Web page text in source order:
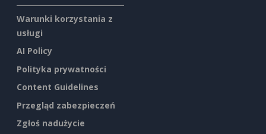
Warunki korzystania z
usługi
AI Policy
Polityka prywatności
Content Guidelines
Przegląd zabezpieczeń
Zgłoś nadużycie